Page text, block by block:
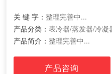
关 键 字： 整理完善中...
产品分类： 表冷器/蒸发器/冷凝
产品简介： 整理完善中...
产品咨询